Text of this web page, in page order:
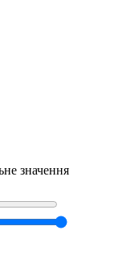
значення